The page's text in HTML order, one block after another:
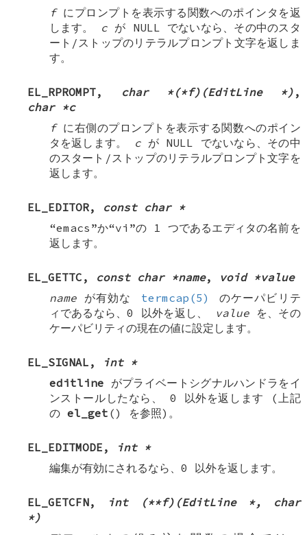
fにプロンプトを表示する関数へのポインタを返
します。
cが NULL でないなら、その中のスタ
ート/ストップのリテラルプロンプト文字を返しま
す。
EL_RPROMPT, char *(*f)(EditLine *) ,
char *c
fに右側のプロンプトを表示する関数へのポイン
タを返します。
cが NULL でないなら、その中
のスタート/ストップのリテラルプロンプト文字を
返します。
EL_EDITOR, const char *
“emacs”か“vi”の 1 つであるエディタの名前を
返します。
EL_GETTC , const char *name, void *value
nameが有効な termcap(5)
のケーパビリテ
ィであるなら、0 以外を返し、
valueを、その
ケーパビリティの現在の値に設定します。
EL_SIGNAL ,
int *
editline がプライベートシグナルハンドラをイ
ンストールしたなら、 0 以外を返します (上記
の el_get () を参照)。
EL_EDITMODE ,
int *
編集が有効にされるなら、0 以外を返します。
EL_GETCFN,
int (**f)(EditLine *, char
*)